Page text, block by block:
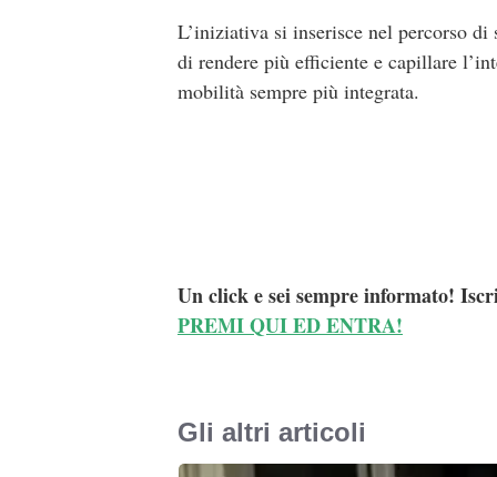
L’iniziativa si inserisce nel percorso
di rendere più efficiente e capillare
mobilità sempre più integrata.
Un click e sei sempre informato!
PREMI QUI ED ENTRA!
Gli altri articoli